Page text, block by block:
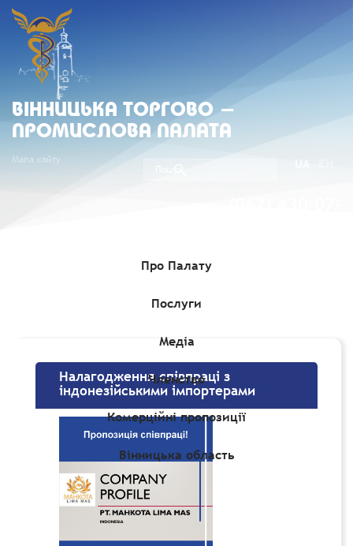
ВIННИЦЬКА ТОРГОВО -
ПРОМИСЛОВА ПАЛАТА
Мапа сайту
Про Палату
Послуги
Медіа
Членство
Комерційні пропозиції
Вінницька область
Експортні можливості
Налагодження співпраці з
індонезійськими імпортерами